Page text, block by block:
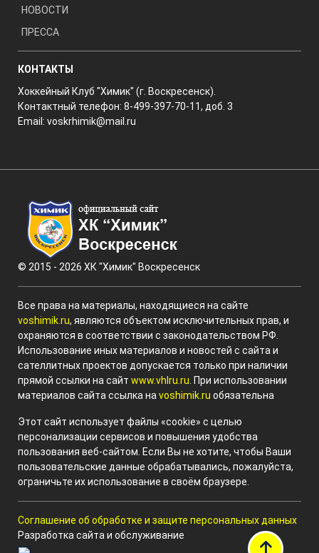
НОВОСТИ
ПРЕССА
КОНТАКТЫ
Хоккейный Клуб "Химик" (г. Воскресенск).
Контактный телефон: 8-499-397-70-11, доб. 3
Email: voskrhimik@mail.ru
© 2015 - 2026 ХК "Химик" Воскресенск
Все права на материалы, находящиеся на сайте
voshimik.ru, являются объектом исключительных прав, и
охраняются в соответствии с законодательством РФ.
Использование иных материалов и новостей с сайта и
сателлитных проектов допускается только при наличии
прямой ссылки на сайт www.vhlru.ru . При использовании
материалов сайта ссылка на voshimik.ru обязательна
Этот сайт использует файлы «cookie» с целью
персонализации сервисов и повышения удобства
пользования веб-сайтом. Если Вы не хотите, чтобы Ваши
пользовательские данные обрабатывались, пожалуйста,
ограничьте их использование в своём браузере.
Соглашение об обработке и защите персональных данных
Разработка сайта и обслуживание